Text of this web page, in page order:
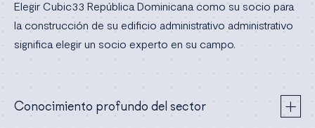
Elegir Cubic33 República Dominicana como su socio para
la construcción de su edificio administrativo administrativo
significa elegir un socio experto en su campo.
Conocimiento profundo del sector